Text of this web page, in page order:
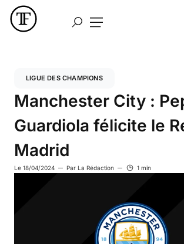
LIGUE DES CHAMPIONS
Manchester City :
Guardiola félicite le
Madrid
Le 18/04/2024 Par La Rédaction 1 min